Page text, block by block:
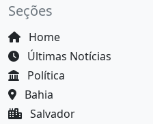
Seções
Home
Últimas Notícias
Política
Bahia
Salvador